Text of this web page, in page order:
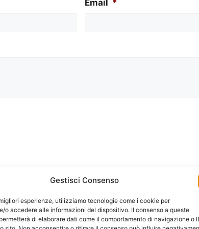
Gestisci Consenso
esperienze, utilizziamo tecnologie come i cookie per
o accedere alle informazioni del dispositivo. Il consenso a queste
di elaborare dati come il comportamento di navigazione o
Email *
dei tuoi dati da questo sito web.